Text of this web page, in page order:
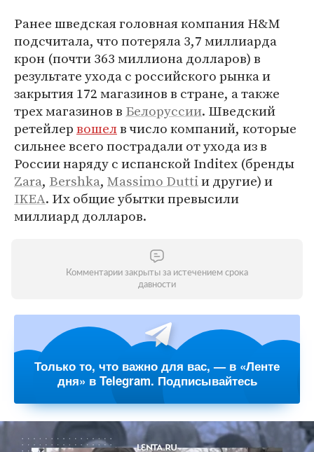
Ранее шведская головная компания H&M
подсчитала, что потеряла 3,7 миллиарда
крон (почти 363 миллиона долларов) в
результате ухода с российского рынка и
закрытия 172 магазинов в стране, а также
трех магазинов в Белоруссии. Шведский
ретейлервошелв число компаний, которые
сильнее всего пострадали от ухода из в
России наряду с испанской Inditex (бренды
Zara, Bershka, Massimo Duttiи другие) и
IKEA. Их общие убытки превысили
миллиард долларов.
Комментарии закрыты за истечением срока
давности
Только то, что важно для вас, — в «Ленте
дня» в Telegram. Подписывайтесь